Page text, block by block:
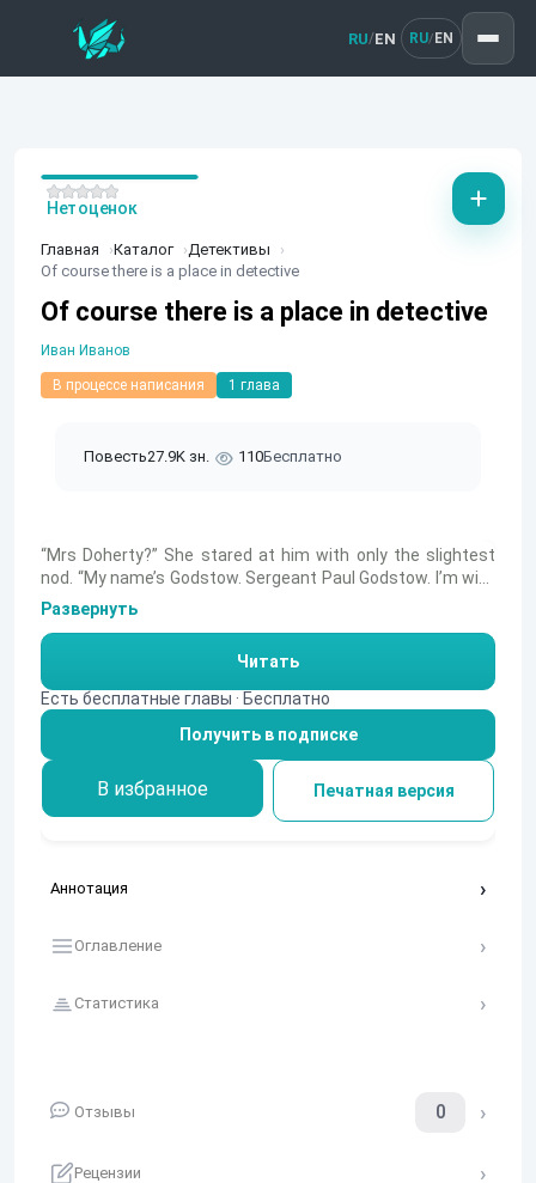
RU/EN RU/ EN
Главная Каталог
Детективы
Of course there is a place in detective
Of course there is a place in detective
Иван Иванов
В процессе написания 1 глава
Повесть27.9K зн. 110Бесплатно
Нет оценок
“Mrs Doherty?” She stared at him with only the slightest
nod. “My name’s Godstow. Sergeant Paul Godstow. I’m with
the police.” He showed her his i.d. “May I come in?”
Развернуть
Читать
Есть бесплатные главы · Бесплатно
Получить в подписке
В избранное Печатная версия
Аннотация
Оглавление
Статистика
Отзывы 0
Рецензии